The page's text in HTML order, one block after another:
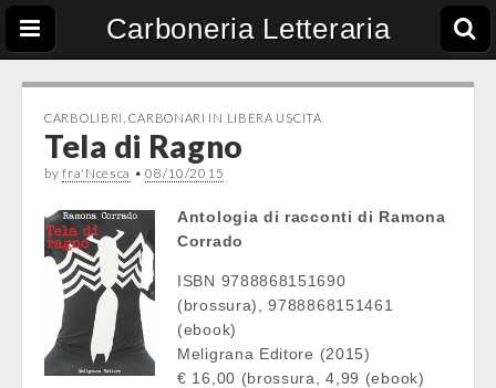
Carboneria Letteraria
CARBOLIBRI ,CARBONARI IN LIBERA USCITA
Tela di Ragno
byfra'Ncesca •08/10/2015
Antologia di racconti di Ramona
Corrado
ISBN 9788868151690
(brossura), 9788868151461
(ebook)
Meligrana Editore (2015)
€ 16,00 (brossura, 4,99 (ebook)